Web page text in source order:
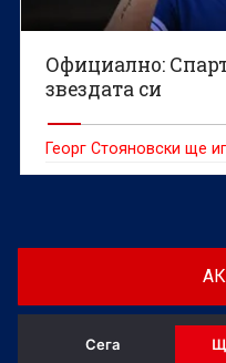
Официално:
звездата си
Георг Стояновски ще
Сега